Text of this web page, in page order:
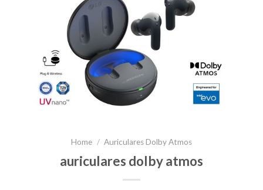
Home / Auriculares Dolby Atmos
auriculares dolby atmos